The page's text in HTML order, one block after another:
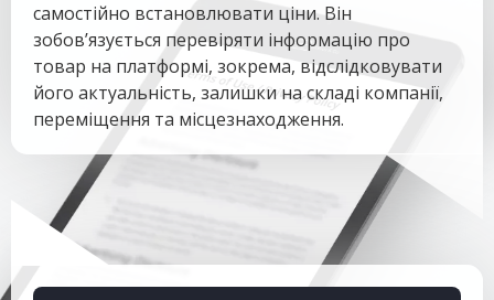
самостійно встановлювати ціни. Він
зобов’язується перевіряти інформацію про
товар на платформі, зокрема, відслідковувати
його актуальність, залишки на складі компанії,
переміщення та місцезнаходження.